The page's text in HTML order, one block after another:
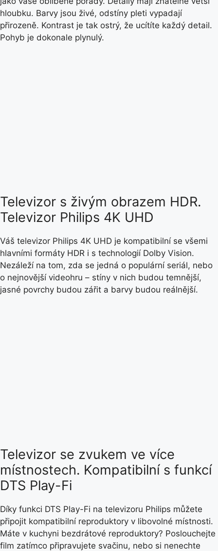
hloubku. Barvy jsou živé, odstíny pleti vypadají
přirozeně. Kontrast je tak ostrý, že ucítíte každý detail.
Pohyb je dokonale plynulý.
Televizor s živým obrazem HDR.
Televizor Philips 4K UHD
Váš televizor Philips 4K UHD je kompatibilní se všemi
hlavními formáty HDR i s technologií Dolby Vision.
Nezáleží na tom, zda se jedná o populární seriál, nebo
o nejnovější videohru – stíny v nich budou temnější,
jasné povrchy budou zářit a barvy budou reálnější.
Televizor se zvukem ve více
místnostech. Kompatibilní s funkcí
DTS Play-Fi
Díky funkci DTS Play-Fi na televizoru Philips můžete
připojit kompatibilní reproduktory v libovolné místnosti.
Máte v kuchyni bezdrátové reproduktory? Poslouchejte
film zatímco připravujete svačinu, nebo si nenechte